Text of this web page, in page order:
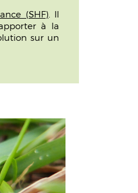
(SHF). Il
à la
sur un